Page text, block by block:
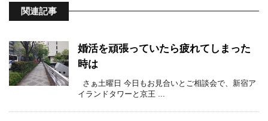
関連記事
婚活を頑張っていたら疲れてしまった
時は
さぁ土曜日 今日もお見合いとご相談会で、新宿ア
イランドタワーと京王 ...